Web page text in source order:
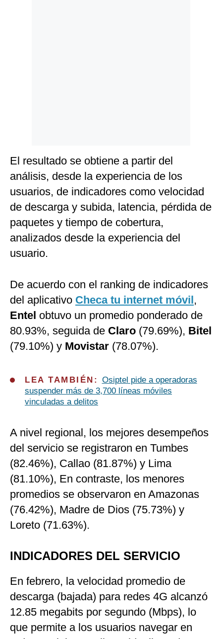
El resultado se obtiene a partir del
análisis, desde la experiencia de los
usuarios, de indicadores como velocidad
de descarga y subida, latencia, pérdida de
paquetes y tiempo de cobertura,
analizados desde la experiencia del
usuario.
De acuerdo con el ranking de indicadores
del aplicativo Checa tu internet móvil,
Entel obtuvo un promedio ponderado de
80.93%, seguida de Claro (79.69%), Bitel
(79.10%) y Movistar (78.07%).
LEA TAMBIÉN: Osiptel pide a operadoras
suspender más de 3,700 líneas móviles
vinculadas a delitos
A nivel regional, los mejores desempeños
del servicio se registraron en Tumbes
(82.46%), Callao (81.87%) y Lima
(81.10%), En contraste, los menores
promedios se observaron en Amazonas
(76.42%), Madre de Dios (75.73%) y
Loreto (71.63%).
INDICADORES DEL SERVICIO
En febrero, la velocidad promedio de
descarga (bajada) para redes 4G alcanzó
12.85 megabits por segundo (Mbps), lo
que permite a los usuarios navegar en